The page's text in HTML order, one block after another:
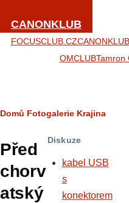
CANONKLUB
FOCUSCLUB.CZCANONKLUB
OMCLUBTamron
Drobečková
navigace
Domů Fotogalerie Krajina
Před
chorv
atský
Diskuze
kabel USB
s
konektorem